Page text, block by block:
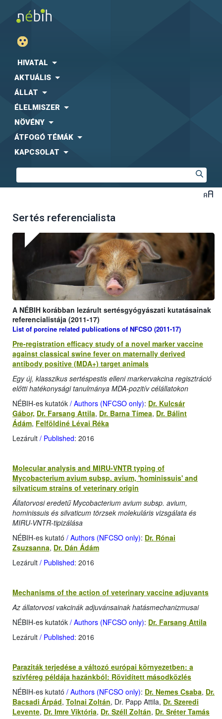
HIVATAL
AKTUÁLIS
ÁLLAT
ÉLELMISZER
NÖVÉNY
ÁTFOGÓ TÉMÁK
KAPCSOLAT
Sertés referencialista
A NÉBIH korábban lezárult sertésgyógyászati kutatásainak
referencialistája (2011-17)
List of porcine related publications of NFCSO (2011-17)
Pre-registration efficacy study of a novel marker vaccine
against classical swine fever on maternally derived
antibody positive (MDA+) target animals
Egy új, klasszikus sertéspestis elleni markervakcina regisztráció
előtti hatékonysági tanulmánya MDA-pozitív célállatokon
NÉBIH-es kutatók / Authors (NFCSO only): Dr. Kulcsár
Gábor, Dr. Farsang Attila, Dr. Barna Tímea, Dr. Bálint
Ádám, Felföldiné Lévai Réka
Lezárult / Published: 2016
Molecular analysis and MIRU-VNTR typing of
Mycobacterium avium subsp. avium, 'hominissuis' and
silvaticum strains of veterinary origin
Állatorvosi eredetű Mycobacterium avium subsp. avium,
hominissuis és silvaticum törzsek molekuláris vizsgálata és
MIRU-VNTR-tipizálása
NÉBIH-es kutató / Authors (NFCSO only): Dr. Rónai
Zsuzsanna, Dr. Dán Ádám
Lezárult / Published: 2016
Mechanisms of the action of veterinary vaccine adjuvants
Az állatorvosi vakcinák adjuvánsainak hatásmechanizmusai
NÉBIH-es kutatók / Authors (NFCSO only): Dr. Farsang Attila
Lezárult / Published: 2016
Paraziták terjedése a változó európai környezetben: a
szívféreg példája hazánkból: Rövidített másodközlés
NÉBIH-es kutató / Authors (NFCSO only): Dr. Nemes Csaba, Dr.
Bacsadi Árpád, Tolnai Zoltán, Dr. Papp Attila, Dr. Szeredi
Levente, Dr. Imre Viktória, Dr. Széll Zoltán, Dr. Sréter Tamás